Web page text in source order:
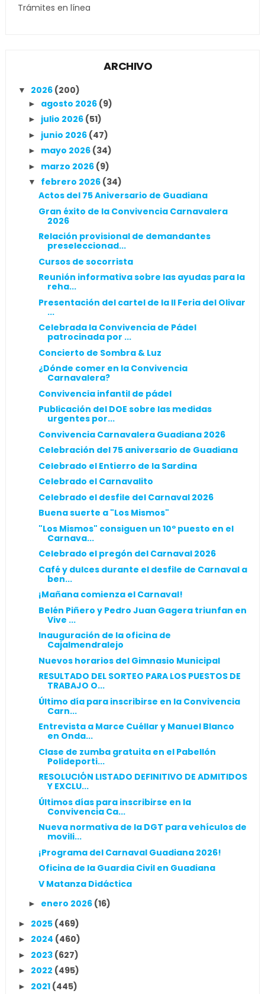
Trámites en línea
ARCHIVO
▼ 2026 (200)
► agosto 2026 (9)
► julio 2026 (51)
► junio 2026 (47)
► mayo 2026 (34)
► marzo 2026 (9)
▼ febrero 2026 (34)
Actos del 75 Aniversario de Guadiana
Gran éxito de la Convivencia Carnavalera
2026
Relación provisional de demandantes
preseleccionad...
Cursos de socorrista
Reunión informativa sobre las ayudas para la
reha...
Presentación del cartel de la II Feria del Olivar
...
Celebrada la Convivencia de Pádel
patrocinada por ...
Concierto de Sombra & Luz
¿Dónde comer en la Convivencia
Carnavalera?
Convivencia infantil de pádel
Publicación del DOE sobre las medidas
urgentes por...
Convivencia Carnavalera Guadiana 2026
Celebración del 75 aniversario de Guadiana
Celebrado el Entierro de la Sardina
Celebrado el Carnavalito
Celebrado el desfile del Carnaval 2026
Buena suerte a "Los Mismos"
"Los Mismos" consiguen un 10º puesto en el
Carnava...
Celebrado el pregón del Carnaval 2026
Café y dulces durante el desfile de Carnaval a
ben...
¡Mañana comienza el Carnaval!
Belén Piñero y Pedro Juan Gagera triunfan en
Vive ...
Inauguración de la oficina de
Cajalmendralejo
Nuevos horarios del Gimnasio Municipal
RESULTADO DEL SORTEO PARA LOS PUESTOS DE
TRABAJO O...
Último día para inscribirse en la Convivencia
Carn...
Entrevista a Marce Cuéllar y Manuel Blanco
en Onda...
Clase de zumba gratuita en el Pabellón
Polideporti...
RESOLUCIÓN LISTADO DEFINITIVO DE ADMITIDOS
Y EXCLU...
Últimos días para inscribirse en la
Convivencia Ca...
Nueva normativa de la DGT para vehículos de
movili...
¡Programa del Carnaval Guadiana 2026!
Oficina de la Guardia Civil en Guadiana
V Matanza Didáctica
► enero 2026 (16)
► 2025 (469)
► 2024 (460)
► 2023 (627)
► 2022 (495)
► 2021 (445)